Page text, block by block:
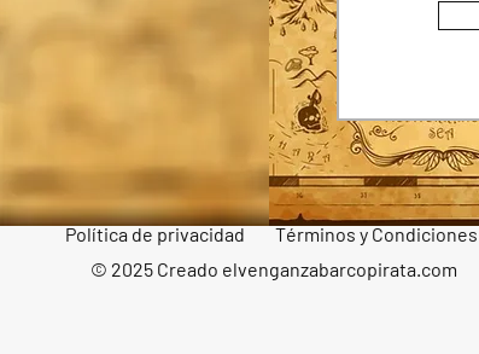
Política de privacidad
Términos y Condiciones
© 2025 Creado elvenganzabarcopirata.com